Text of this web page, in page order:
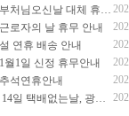
<공지사항>부처님오신날 대체 휴무 안내
로자의 날 휴무 안내
연휴 배송 안내
월1일 신정 휴무안내
석연휴안내
<공지사항> 14일 택배없는날, 광복절 휴무 배송 안내